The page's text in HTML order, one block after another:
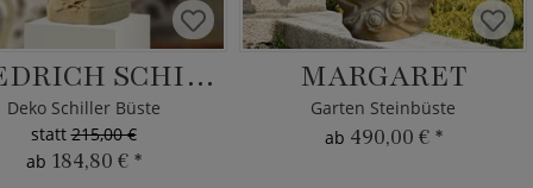
FRIEDRICH SCHILLER
Deko Schiller Büste
statt215,00 €
ab 184,80 € *
MARGARET
Garten Steinbüste
ab 490,00 € *